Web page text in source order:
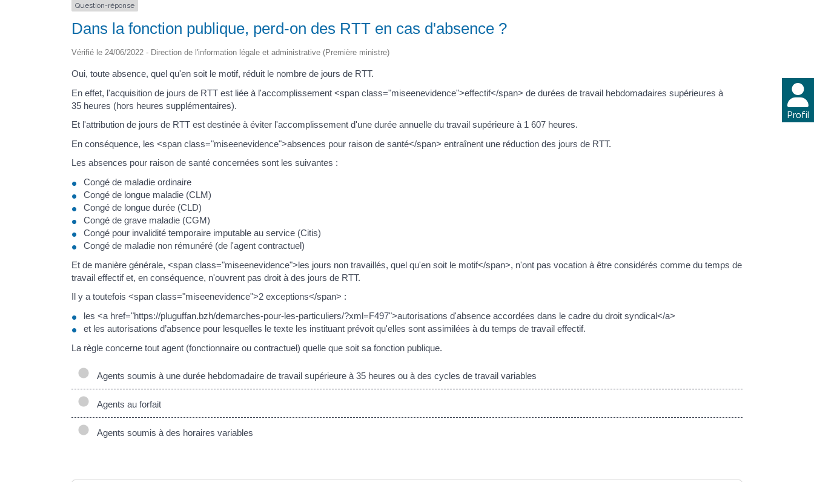
Profil
Question-réponse
Dans la fonction publique, perd-on des RTT en cas d'absence ?
Vérifié le 24/06/2022 - Direction de l'information légale et administrative (Première ministre)
Oui, toute absence, quel qu'en soit le motif, réduit le nombre de jours de RTT.
En effet, l'acquisition de jours de RTT est liée à l'accomplissement <span class="miseenevidence">effectif</span> de durées de travail hebdomadaires supérieures à
35 heures (hors heures supplémentaires).
Et l'attribution de jours de RTT est destinée à éviter l'accomplissement d'une durée annuelle du travail supérieure à 1 607 heures.
En conséquence, les <span class="miseenevidence">absences pour raison de santé</span> entraînent une réduction des jours de RTT.
Les absences pour raison de santé concernées sont les suivantes :
Congé de maladie ordinaire
Congé de longue maladie (CLM)
Congé de longue durée (CLD)
Congé de grave maladie (CGM)
Congé pour invalidité temporaire imputable au service (Citis)
Congé de maladie non rémunéré (de l'agent contractuel)
Et de manière générale, <span class="miseenevidence">les jours non travaillés, quel qu'en soit le motif</span>, n'ont pas vocation à être considérés comme du temps de
travail effectif et, en conséquence, n'ouvrent pas droit à des jours de RTT.
Il y a toutefois <span class="miseenevidence">2 exceptions</span> :
les <a href="https://pluguffan.bzh/demarches-pour-les-particuliers/?xml=F497">autorisations d'absence accordées dans le cadre du droit syndical</a>
et les autorisations d’absence pour lesquelles le texte les instituant prévoit qu'elles sont assimilées à du temps de travail effectif.
La règle concerne tout agent (fonctionnaire ou contractuel) quelle que soit sa fonction publique.
Agents soumis à une durée hebdomadaire de travail supérieure à 35 heures ou à des cycles de travail variables
Agents au forfait
Agents soumis à des horaires variables